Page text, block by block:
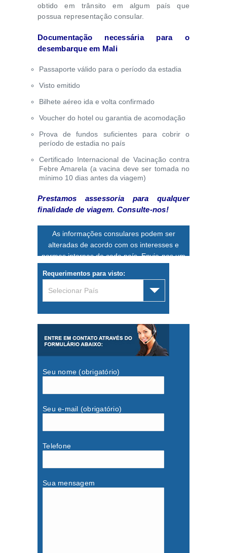
obtido em trânsito em algum país que
possua representação consular.
Documentação necessária para o
desembarque em Mali
Passaporte válido para o período da estadia
Visto emitido
Bilhete aéreo ida e volta confirmado
Voucher do hotel ou garantia de acomodação
Prova de fundos suficientes para cobrir o
período de estadia no país
Certificado Internacional de Vacinação contra
Febre Amarela (a vacina deve ser tomada no
mínimo 10 dias antes da viagem)
Prestamos assessoria para qualquer
finalidade de viagem. Consulte-nos!
As informações consulares podem ser
alteradas de acordo com os interesses e
normas internas de cada país. Envie-nos um
Requerimentos para visto:
Selecionar País
Seu nome (obrigatório)
Seu e-mail (obrigatório)
Telefone
Sua mensagem